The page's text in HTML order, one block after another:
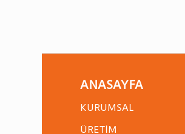
ANASAYFA
KURUMSAL
ÜRETIM